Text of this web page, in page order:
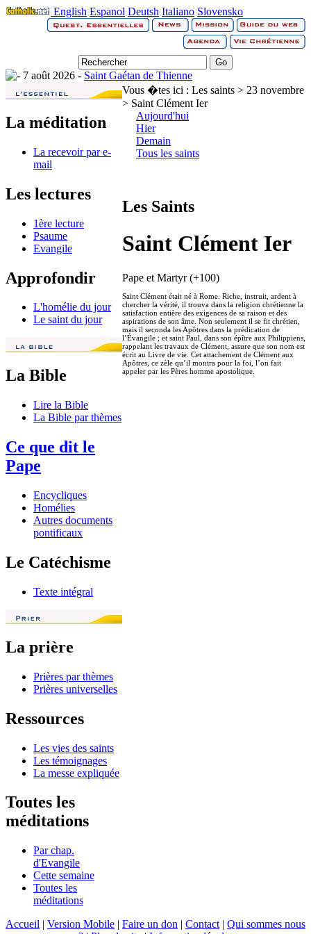
English Espanol Deutsh Italiano Slovensko
7 août 2026 - Saint Gaétan de Thienne
La méditation
La recevoir par e-
mail
Les lectures
1ère lecture
Psaume
Evangile
Approfondir
L'homélie du jour
Le saint du jour
La Bible
Lire la Bible
La Bible par thèmes
Ce que dit le
Pape
Encycliques
Homélies
Autres documents
pontificaux
Le Catéchisme
Texte intégral
La prière
Prières par thèmes
Prières universelles
Ressources
Les vies des saints
Les témoignages
La messe expliquée
Toutes les
méditations
Par chap.
d'Evangile
Cette semaine
Toutes les
méditations
Vous �tes ici : Les saints > 23 novembre
> Saint Clément Ier
Aujourd'hui
Hier
Demain
Tous les saints
Les Saints
Saint Clément Ier
Pape et Martyr (+100)
Saint Clément était né à Rome. Riche, instruit, ardent à
chercher la vérité, il trouva dans la religion chrétienne la
satisfaction entière des exigences de sa raison et des
aspirations de son âme. Non seulement il se fit chrétien,
mais il seconda les Apôtres dans la prédication de
l’Évangile ; et saint Paul, dans son épître aux Philippiens,
rappelant les travaux de Clément, assure que son nom est
écrit au Livre de vie. Cet attachement de Clément aux
Apôtres, ce zèle qu’il montra pour la foi, l’on fait
appeler par les Pères homme apostolique.
Accueil | Version Mobile | Faire un don | Contact | Qui sommes nous